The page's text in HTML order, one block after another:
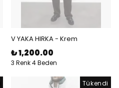
V YAKA HIRKA - Krem
₺ 1,200.00
3 Renk 4 Beden
Tükendi